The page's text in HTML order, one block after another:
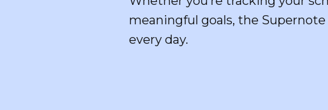
meaningful goals, the
every day.